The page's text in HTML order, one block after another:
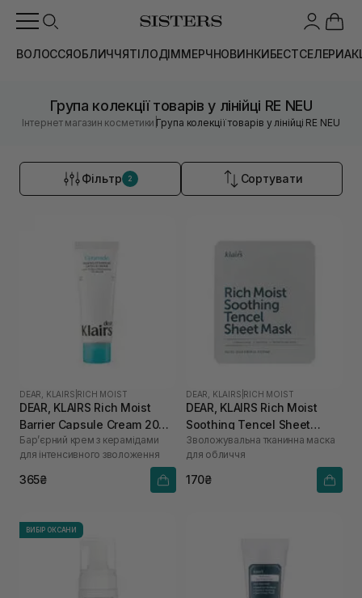
ВОЛОССЯОБЛИЧЧЯТІЛОДІММЕРЧНОВИНКИБЕСТСЕЛЕРИ
Група колекції товарів у лінійці RE NEU
Інтернет магазин косметики |Група колекції товарів у лінійці RE NEU
Фільтр 2 Сортувати
DEAR, KLAIRS RICH MOIST
DEAR, KLAIRS Rich Moist
Barrier Capsule Cream 20
мл
Бар’єрний крем з керамідами
для інтенсивного зволоження
365₴
DEAR, KLAIRS RICH MOIST
DEAR, KLAIRS Rich Moist
Soothing Tencel Sheet
Mask 1 шт
Зволожувальна тканинна маска
для обличчя
170₴
ВИБІР ОКСАНИ